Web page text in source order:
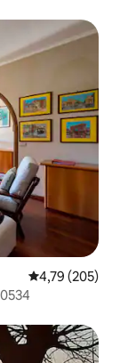
Évaluation
4,79 (205)